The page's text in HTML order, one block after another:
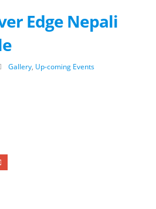
Edge Nepali
Gallery Up-coming Events